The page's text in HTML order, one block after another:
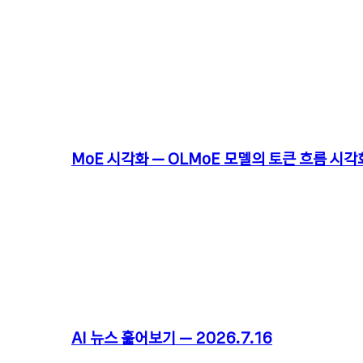
MoE 시각화 – OLMoE 모델의 토큰 흐름 시각
AI 뉴스 훑어보기 – 2026.7.16